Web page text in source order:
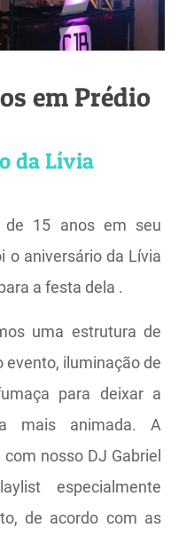
em Prédio
da Lívia
de 15 anos em seu
o aniversário da Lívia
a festa dela .
uma estrutura de
evento, iluminação de
para deixar a
mais animada. A
nosso DJ Gabriel
especialmente
de acordo com as